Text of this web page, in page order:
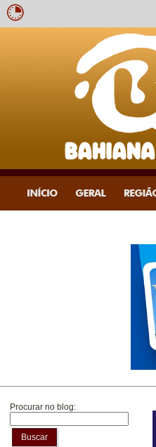
Procurar no blog:
Buscar